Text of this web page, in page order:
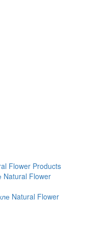
Flower Products
Natural Flower